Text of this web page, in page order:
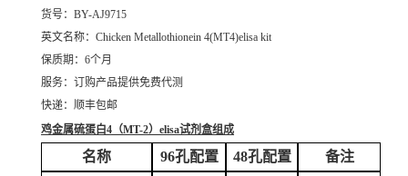
货号：BY-AJ9715
英文名称： Chicken Metallothionein 4(MT4)elisa kit
保质期：6个月
服务：订购产品提供免费代测
快递：顺丰包邮
鸡金属硫蛋白4（MT-2）elisa试剂盒组成
名称 96孔配置 48孔配置 备注